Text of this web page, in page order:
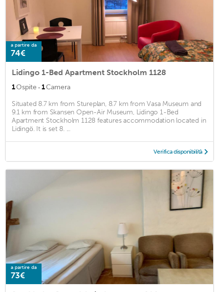
a partire da
74€
Lidingo 1-Bed Apartment Stockholm 1128
1Ospite · 1Camera
Situated 8.7 km from Stureplan, 8.7 km from Vasa Museum and
9.1 km from Skansen Open-Air Museum, Lidingo 1-Bed
Apartment Stockholm 1128 features accommodation located in
Lidingö. It is set 8. ...
Verifica disponibilità
a partire da
73€